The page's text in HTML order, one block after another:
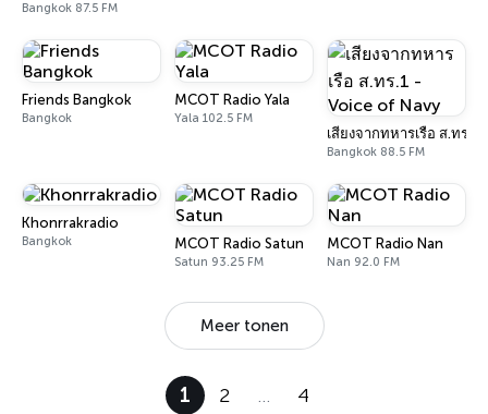
Bangkok 87.5 FM
Friends Bangkok
Bangkok
MCOT Radio Yala
Yala 102.5 FM
เสียงจากทหารเรือ ส.ทร
Bangkok 88.5 FM
Khonrrakradio
Bangkok MCOT Radio Satun
Satun 93.25 FM
MCOT Radio Nan
Nan 92.0 FM
Meer tonen
1 2 … 4